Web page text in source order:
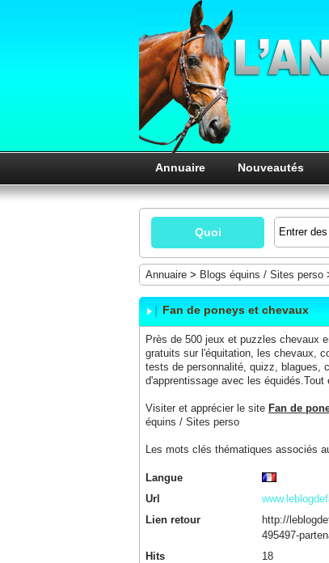
Annuaire Nouveautés
Quoi
Annuaire > Blogs équins / Sites perso
Fan de poneys et chevaux
Près de 500 jeux et puzzles chevaux
gratuits sur l'équitation, les chevaux,
tests de personnalité, quizz, blagues,
d'apprentissage avec les
Visiter et apprécier le site Fan de
équins / Sites perso
Les mots clés thématiques associés
Langue
Url
Lien retour
http://
495497-
Hits
18